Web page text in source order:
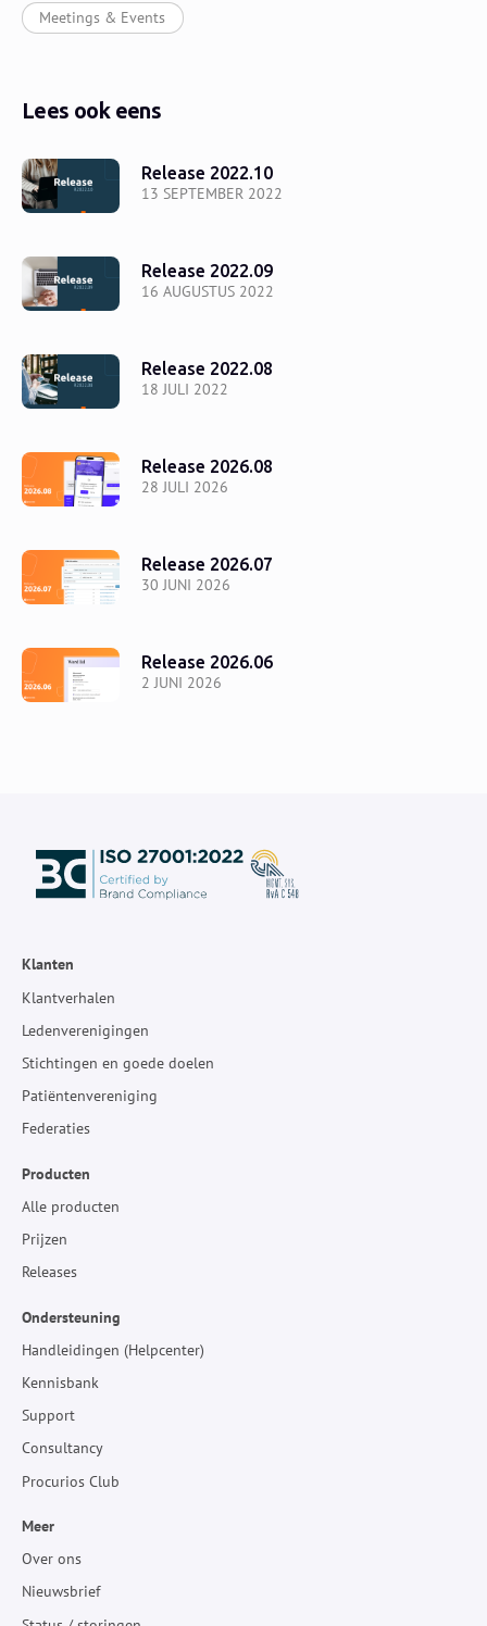
Meetings & Events
Lees ook eens
13 SEPTEMBER 2022
Release 2022.10
16 AUGUSTUS 2022
Release 2022.09
18 JULI 2022
Release 2022.08
28 JULI 2026
Release 2026.08
30 JUNI 2026
Release 2026.07
2 JUNI 2026
Release 2026.06
Klanten
Klantverhalen
Ledenverenigingen
Stichtingen en goede doelen
Patiëntenvereniging
Federaties
Producten
Alle producten
Prijzen
Releases
Ondersteuning
Handleidingen (Helpcenter)
Kennisbank
Support
Consultancy
Procurios Club
Meer
Over ons
Nieuwsbrief